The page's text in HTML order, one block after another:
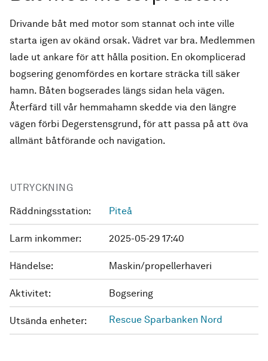
Drivande båt med motor som stannat och inte ville
starta igen av okänd orsak. Vädret var bra. Medlemmen
lade ut ankare för att hålla position. En okomplicerad
bogsering genomfördes en kortare sträcka till säker
hamn. Båten bogserades längs sidan hela vägen.
Återfärd till vår hemmahamn skedde via den längre
vägen förbi Degerstensgrund, för att passa på att öva
allmänt båtförande och navigation.
UTRYCKNING
Räddningsstation: Piteå
Larm inkommer: 2025-05-29 17:40
Händelse: Maskin/propellerhaveri
Aktivitet: Bogsering
Utsända enheter: Rescue Sparbanken Nord